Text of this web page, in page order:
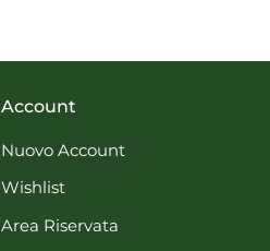
Account
Nuovo Account
Wishlist
Area Riservata